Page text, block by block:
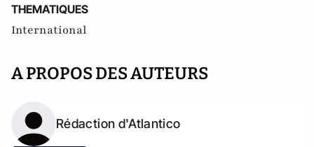
THEMATIQUES
International
A PROPOS DES AUTEURS
Rédaction d'Atlantico